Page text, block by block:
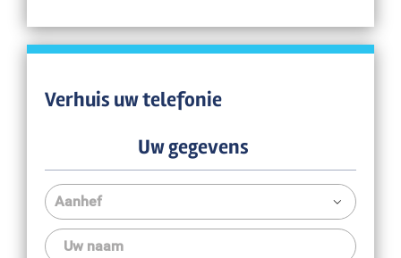
Verhuis uw telefonie
Uw gegevens
